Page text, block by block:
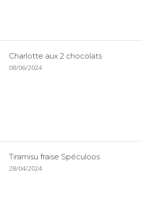
Charlotte aux 2 chocolats
08/06/2024
Tiramisu fraise Spéculoos
28/04/2024